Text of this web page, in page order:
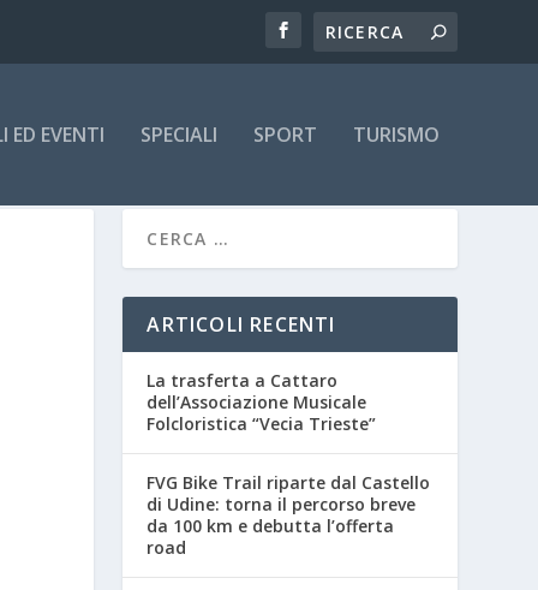
ED EVENTI SPECIALI SPORT TURISMO
ARTICOLI RECENTI
La trasferta a Cattaro
dell’Associazione Musicale
Folcloristica “Vecia Trieste”
FVG Bike Trail riparte dal Castello
di Udine: torna il percorso breve
da 100 km e debutta l’offerta
road